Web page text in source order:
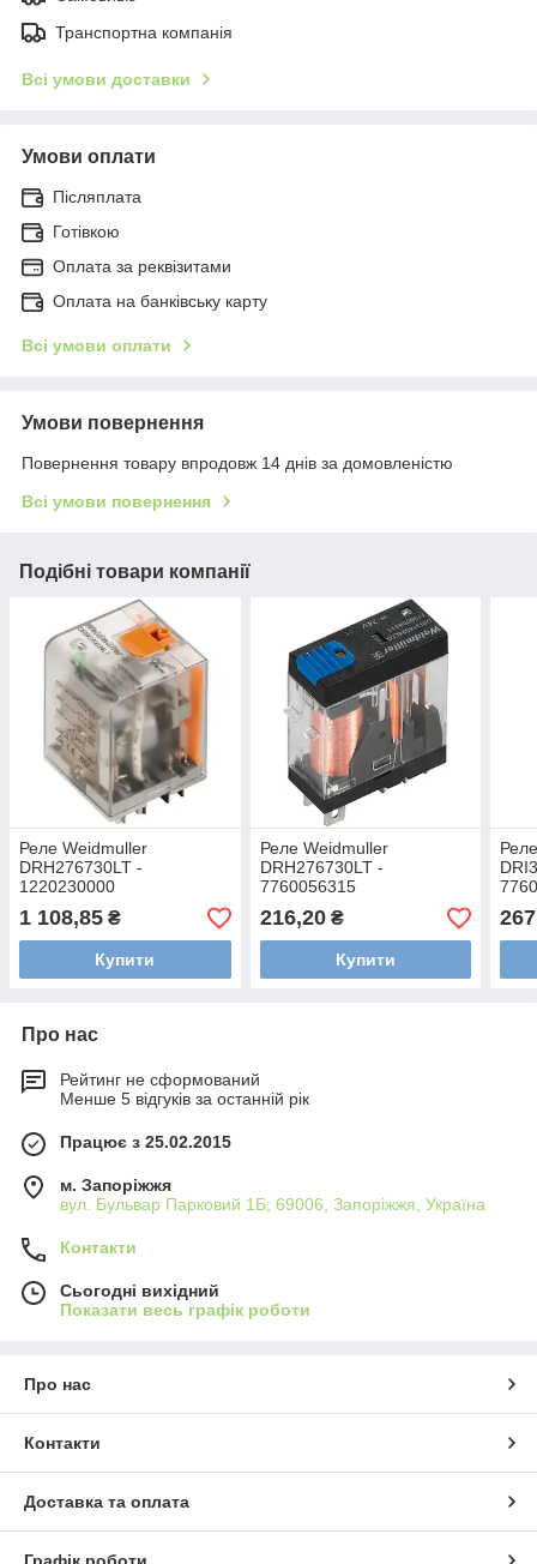
Транспортна компанія
Всі умови доставки
Умови оплати
Післяплата
Готівкою
Оплата за реквізитами
Оплата на банківську карту
Всі умови оплати
Умови повернення
Повернення товару впродовж 14 днів за домовленістю
Всі умови повернення
Подібні товари компанії
Реле Weidmuller
DRH276730LT -
1220230000
1 108,85 ₴
Купити
Реле Weidmuller
DRH276730LT -
7760056315
216,20₴
Купити
Про нас
Рейтинг не сформований
Менше 5 відгуків за останній рік
Працює з 25.02.2015
м. Запоріжжя
вул. Бульвар Парковий 1Б; 69006, Запоріжжя, Україна
Контакти
Сьогодні вихідний
Показати весь графік роботи
Про нас
Контакти
Доставка та оплата